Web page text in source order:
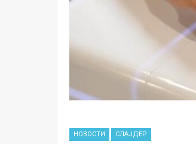
НОВОСТИ СЛАЈДЕР